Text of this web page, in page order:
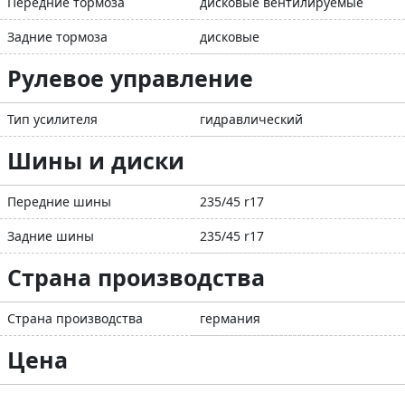
Задние тормоза
дисковые
Рулевое управление
Тип усилителя гидравлический
Шины и диски
Передние шины
235/45 r17
Задние шины
235/45 r17
Страна производства
Страна производства германия
Цена